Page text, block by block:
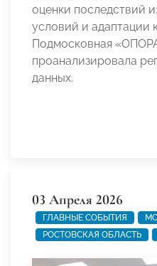
оценки последствий
условий и адаптации
Подмосковная
проанализировала
данных.
03 Апреля 2026
ГЛАВНЫЕ СОБЫТИЯ
РОСТОВСКАЯ ОБЛАСТЬ